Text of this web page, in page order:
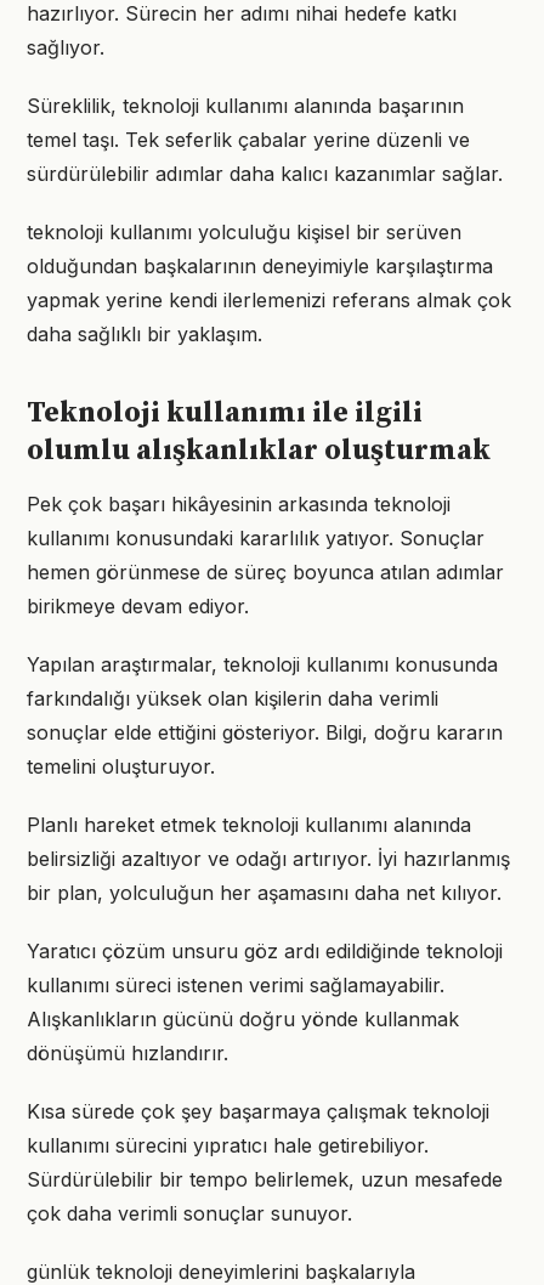
hazırlıyor. Sürecin her adımı nihai hedefe katkı
sağlıyor.
Süreklilik, teknoloji kullanımı alanında başarının
temel taşı. Tek seferlik çabalar yerine düzenli ve
sürdürülebilir adımlar daha kalıcı kazanımlar sağlar.
teknoloji kullanımı yolculuğu kişisel bir serüven
olduğundan başkalarının deneyimiyle karşılaştırma
yapmak yerine kendi ilerlemenizi referans almak çok
daha sağlıklı bir yaklaşım.
Teknoloji kullanımı ile ilgili
olumlu alışkanlıklar oluşturmak
Pek çok başarı hikâyesinin arkasında teknoloji
kullanımı konusundaki kararlılık yatıyor. Sonuçlar
hemen görünmese de süreç boyunca atılan adımlar
birikmeye devam ediyor.
Yapılan araştırmalar, teknoloji kullanımı konusunda
farkındalığı yüksek olan kişilerin daha verimli
sonuçlar elde ettiğini gösteriyor. Bilgi, doğru kararın
temelini oluşturuyor.
Planlı hareket etmek teknoloji kullanımı alanında
belirsizliği azaltıyor ve odağı artırıyor. İyi hazırlanmış
bir plan, yolculuğun her aşamasını daha net kılıyor.
Yaratıcı çözüm unsuru göz ardı edildiğinde teknoloji
kullanımı süreci istenen verimi sağlamayabilir.
Alışkanlıkların gücünü doğru yönde kullanmak
dönüşümü hızlandırır.
Kısa sürede çok şey başarmaya çalışmak teknoloji
kullanımı sürecini yıpratıcı hale getirebiliyor.
Sürdürülebilir bir tempo belirlemek, uzun mesafede
çok daha verimli sonuçlar sunuyor.
günlük teknoloji deneyimlerini başkalarıyla